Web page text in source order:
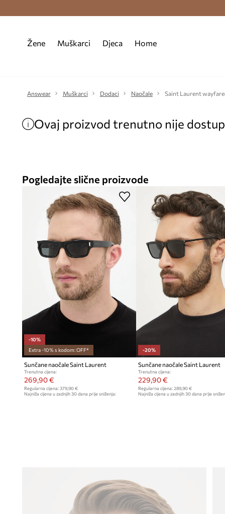
Besplatna
Žene Muškarci Djeca Home
Answear Muškarci Dodaci Naočale Saint Laurent
Ovaj proizvod trenutno nije
Pogledajte slične proizvode
-10%
Extra -10% s kodom: OFF*
Sunčane naočale Saint Laurent
Trenutna cijena:
269,90 €
Regularna cijena: 379,90 €
Najniža cijena u zadnjih 30 dana prije sniženja:
-20%
Sunčane naočale Saint Laurent
Trenutna cijena:
229,90 €
Regularna cijena:289,90 €
Najniža cijena u zadnjih 30 dana prije